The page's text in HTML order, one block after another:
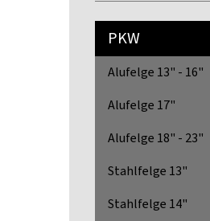
PKW
Alufelge 13" - 16"
Alufelge 17"
Alufelge 18" - 23"
Stahlfelge 13"
Stahlfelge 14"